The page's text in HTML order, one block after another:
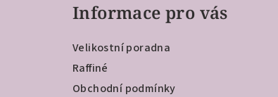
Informace pro vás
Velikostní poradna
Raffiné
Obchodní podmínky